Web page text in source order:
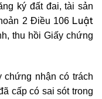
ký đất đai, tài sản
2 Điều 106 Luật
thu hồi Giấy chứng
chứng nhận có trách
cấp có sai sót trong